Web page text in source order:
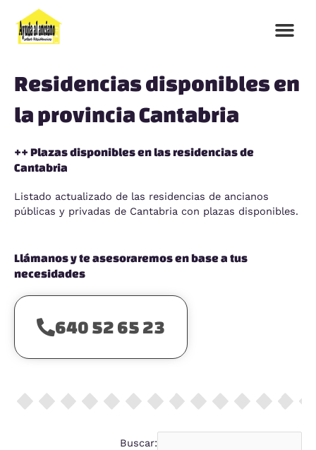
contenido
Residencias disponibles en
la provincia Cantabria
++ Plazas disponibles en las residencias de
Cantabria
Listado actualizado de las residencias de ancianos
públicas y privadas de Cantabria con plazas disponibles.
Llámanos y te asesoraremos en base a tus
necesidades
640 52 65 23
Buscar: